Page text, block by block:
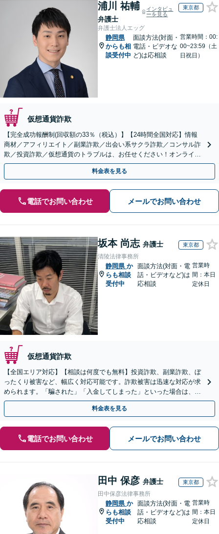
浦川 祐輔
弁護士
インタビュ
ーを見る
東京都
弁護士法人エッグ
静岡県
からも相
談受付中
面談方法(対面・
電話・ビデオな
ど)は応相談
営業時間：00:
00~23:59（土
日祝日）
仮想通貨詐欺
【完全成功報酬制(回収額の33％（税込）】【24時間全国対応】情報
商材／アフィリエイト／副業詐欺／出会い系サクラ詐欺／コンサル詐
欺／投資詐欺／仮想通貨のトラブルは、お任せください！オンライン
のみで解決も可能！
料金表を見る
電話でお問い合わせ メールでお問い合わせ
坂本 尚志 弁護士 東京都
清陵法律事務所
静岡県 か
らも相談
受付中
面談方法(対面・電
話・ビデオなど)は
応相談
営業時
間：本日
定休日
仮想通貨詐欺
【全国エリア対応】【相談は何度でも無料】投資詐欺、副業詐欺、ぼ
ったくり被害など、幅広く対応可能です。詐欺被害は迅速な対応が求
められます。「騙された」「入金してしまった」といった場合は、お
早めにご相談ください。【電話・メール・WEB相談可】
料金表を見る
電話でお問い合わせ メールでお問い合わせ
田中 保彦 弁護士 東京都
田中保彦法律事務所
静岡県 か
らも相談
受付中
面談方法(対面・電
話・ビデオなど)は
応相談
営業時
間：本日
定休日